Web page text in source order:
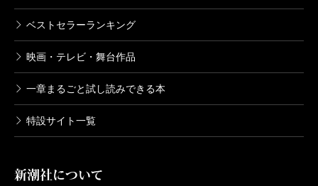
ベストセラーランキング
映画・テレビ・舞台作品
一章まるごと試し読みできる本
特設サイト一覧
新潮社について